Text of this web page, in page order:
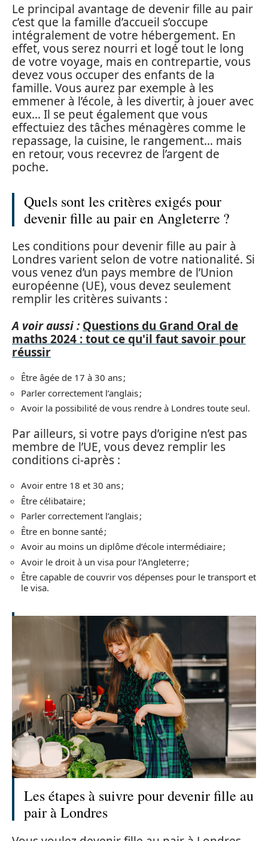
Le principal avantage de devenir fille au pair
c’est que la famille d’accueil s’occupe
intégralement de votre hébergement. En
effet, vous serez nourri et logé tout le long
de votre voyage, mais en contrepartie, vous
devez vous occuper des enfants de la
famille. Vous aurez par exemple à les
emmener à l’école, à les divertir, à jouer avec
eux… Il se peut également que vous
effectuiez des tâches ménagères comme le
repassage, la cuisine, le rangement… mais
en retour, vous recevrez de l’argent de
poche.
Quels sont les critères exigés pour
devenir fille au pair en Angleterre ?
Les conditions pour devenir fille au pair à
Londres varient selon de votre nationalité. Si
vous venez d’un pays membre de l’Union
européenne (UE), vous devez seulement
remplir les critères suivants :
A voir aussi : Questions du Grand Oral de
maths 2024 : tout ce qu'il faut savoir pour
réussir
Être âgée de 17 à 30 ans ;
Parler correctement l’anglais ;
Avoir la possibilité de vous rendre à Londres toute seul.
Par ailleurs, si votre pays d’origine n’est pas
membre de l’UE, vous devez remplir les
conditions ci-après :
Avoir entre 18 et 30 ans ;
Être célibataire ;
Parler correctement l’anglais ;
Être en bonne santé ;
Avoir au moins un diplôme d’école intermédiaire ;
Avoir le droit à un visa pour l’Angleterre ;
Être capable de couvrir vos dépenses pour le transport et
le visa.
Les étapes à suivre pour devenir fille au
pair à Londres